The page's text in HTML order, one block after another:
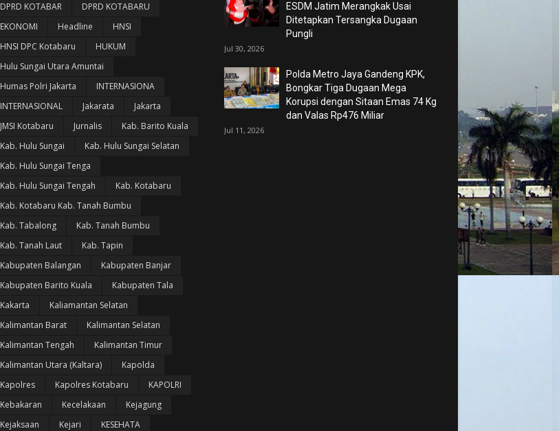
DPRD KOTABAR
DPRD KOTABARU
EKONOMI
Headline
HNSI
HNSI DPC Kotabaru
HUKUM
Hulu Sungai Utara Amuntai
Humas Polri Jakarta
INTERNASIONA
INTERNASIONAL
Jakarata
Jakarta
JMSI Kotabaru
Jurnalis
Kab. Barito Kuala
Kab. Hulu Sungai
Kab. Hulu Sungai Selatan
Kab. Hulu Sungai Tenga
Kab. Hulu Sungai Tengah
Kab. Kotabaru
Kab. Kotabaru Kab. Tanah Bumbu
Kab. Tabalong
Kab. Tanah Bumbu
Kab. Tanah Laut
Kab. Tapin
Kabupaten Balangan
Kabupaten Banjar
Kabupaten Barito Kuala
Kabupaten Tala
Kakarta
Kaliamantan Selatan
Kalimantan Barat
Kalimantan Selatan
Kalimantan Tengah
Kalimantan Timur
Kalimantan Utara (Kaltara)
Kapolda
Kapolres
Kapolres Kotabaru
KAPOLRI
Kebakaran
Kecelakaan
Kejagung
Kejaksaan
Kejari
KESEHATA
ESDM Jatim Merangkak Usai
Ditetapkan Tersangka Dugaan
Pungli
Jul 30, 2026
Polda Metro Jaya Gandeng KPK,
Bongkar Tiga Dugaan Mega
Korupsi dengan Sitaan Emas 74 Kg
dan Valas Rp476 Miliar
Jul 11, 2026